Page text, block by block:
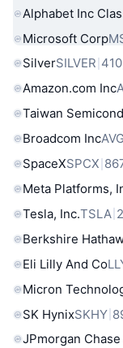
Alphabet Inc
Microsoft Corp
SilverSILVER
Amazon.com Inc
Taiwan
Broadcom Inc
SpaceXSPCX
Meta Platforms,
Tesla, Inc.TSLA
Berkshire
Eli Lilly And Co
Micron
SK HynixSKHY
JPmorgan Chase